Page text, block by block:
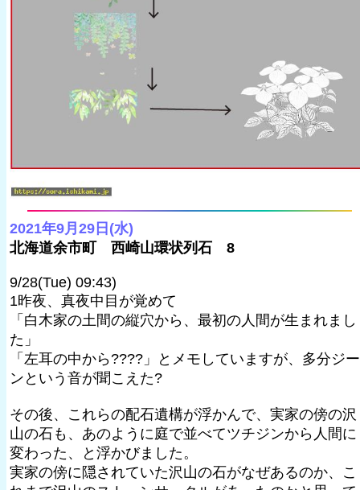
2021年9月29日(水)
北海道余市町 西崎山環状列石 8
9/28(Tue) 09:43)
1昨夜、真夜中目が覚めて
「白木家の土間の縦穴から、最初の人間が生まれまし
た」
「左耳の中から????」とメモしていますが、多分ジー
ンという音が聞こえた?
その後、これらの配石遺構が浮かんで、実家の傍の沢
山の石も、あのように庭で並べてツチジンから人間に
変わった、と浮かびました。
実家の傍に隠されていた沢山の石がなぜあるのか、こ